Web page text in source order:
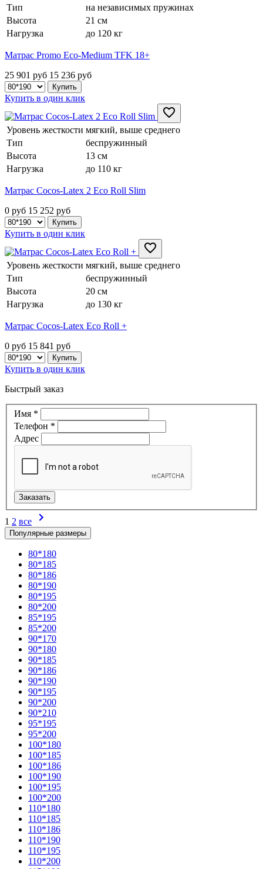
Тип
на независимых пружинах
Высота
21 см
Нагрузка
до 120 кг
Матрас Promo Eco-Medium TFK 18+
25 901 руб 15 236 руб
Купить в один клик
Уровень жесткости мягкий, выше среднего
Тип
беспружинный
Высота
13 см
Нагрузка
до 110 кг
Матрас Cocos-Latex 2 Eco Roll Slim
0 руб 15 252 руб
Купить в один клик
Уровень жесткости мягкий, выше среднего
Тип
беспружинный
Высота
20 см
Нагрузка
до 130 кг
Матрас Cocos-Latex Eco Roll +
0 руб 15 841 руб
Купить в один клик
Быстрый заказ
Имя *
Телефон *
Адрес
1 2 все
Популярные размеры
80*180
80*185
80*186
80*190
80*195
80*200
85*195
85*200
90*170
90*180
90*185
90*186
90*190
90*195
90*200
90*210
95*195
95*200
100*180
100*185
100*186
100*190
100*195
100*200
110*180
110*185
110*186
110*190
110*195
110*200